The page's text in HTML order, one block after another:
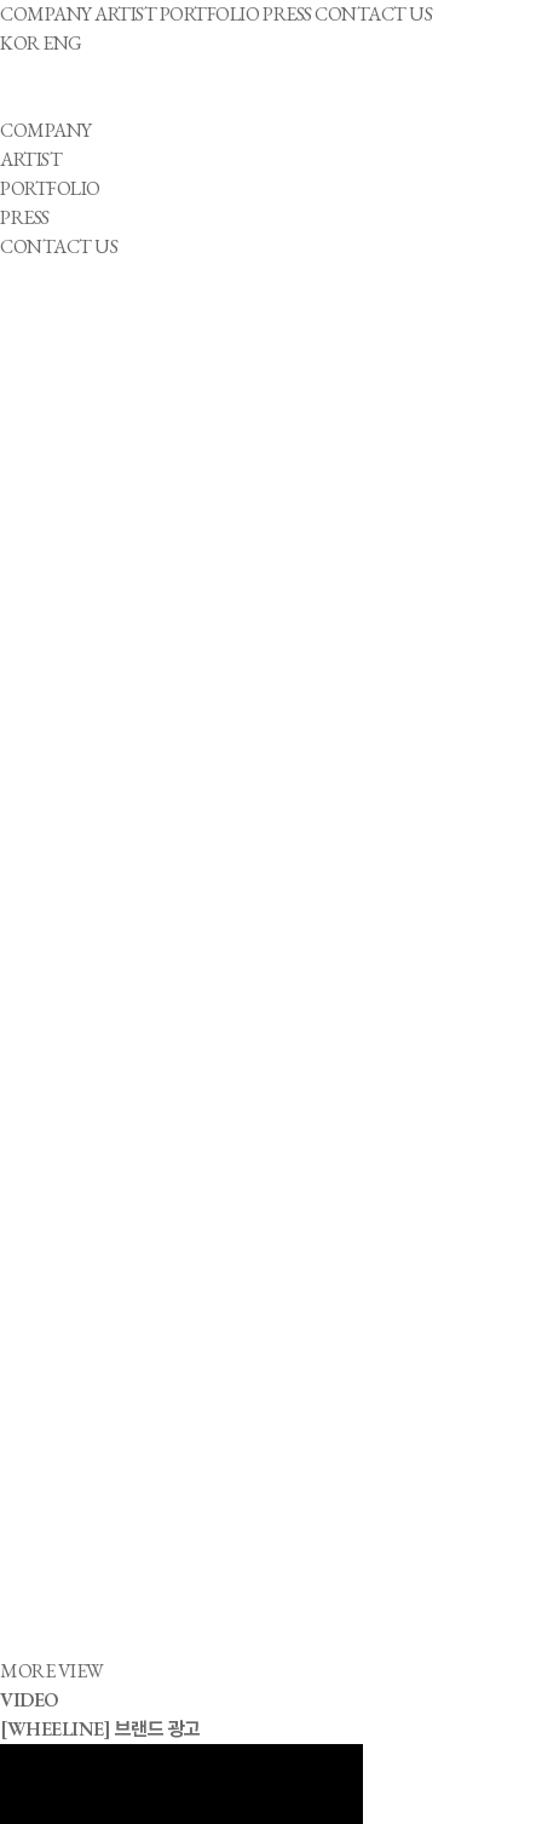
COMPANYARTISTPORTFOLIOPRESSCONTACT US
KORENG
COMPANY
ARTIST
PORTFOLIO
PRESS
CONTACT US
MORE VIEW
VIDEO
[WHEELINE] 브랜드 광고